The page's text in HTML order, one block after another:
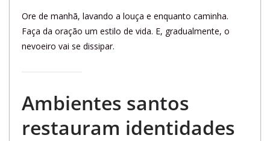
Ore de manhã, lavando a louça e enquanto caminha.
Faça da oração um estilo de vida. E, gradualmente, o
nevoeiro vai se dissipar.
Ambientes santos
restauram identidades